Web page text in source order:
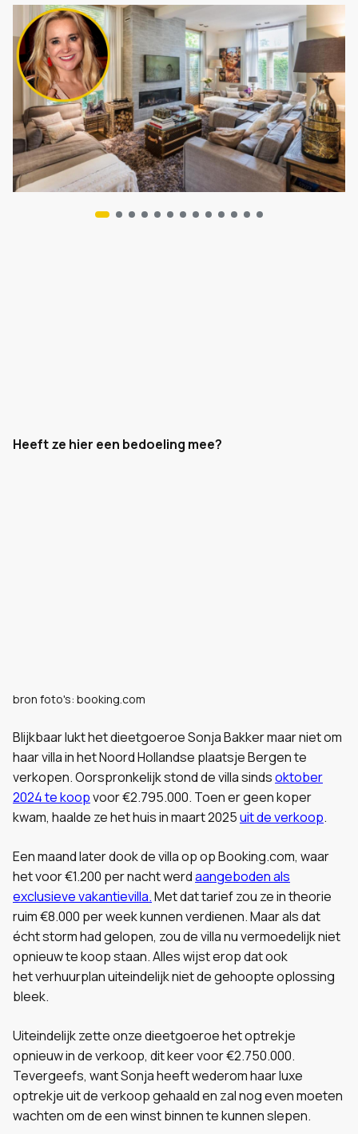
Heeft ze hier een bedoeling mee?
bron foto's: booking.com
Blijkbaar lukt het dieetgoeroe Sonja Bakker maar niet om
haar villa in het Noord Hollandse plaatsje Bergen te
verkopen. Oorspronkelijk stond de villa sindsoktober
2024 te koopvoor €2.795.000. Toen er geen koper
kwam, haalde ze het huis in maart 2025uit de verkoop.
Een maand later dook de villa op op Booking.com, waar
het voor €1.200 per nacht werdaangeboden als
exclusieve vakantievilla.Met dat tarief zou ze in theorie
ruim €8.000 per week kunnen verdienen. Maar als dat
écht storm had gelopen, zou de villa nu vermoedelijk niet
opnieuw te koop staan. Alles wijst erop dat ook
het verhuurplan uiteindelijk niet de gehoopte oplossing
bleek.
Uiteindelijk zette onze dieetgoeroe het optrekje
opnieuw in de verkoop, dit keer voor €2.750.000.
Tevergeefs, want Sonja heeft wederom haar luxe
optrekje uit de verkoop gehaald en zal nog even moeten
wachten om de een winst binnen te kunnen slepen.